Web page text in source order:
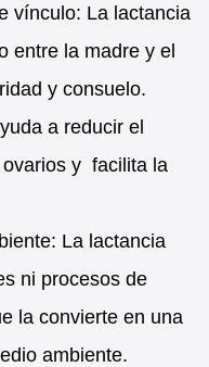
vínculo: La lactancia
entre la madre y el
y consuelo.
a reducir el
y facilita la
La lactancia
ni procesos de
la convierte en una
ambiente.